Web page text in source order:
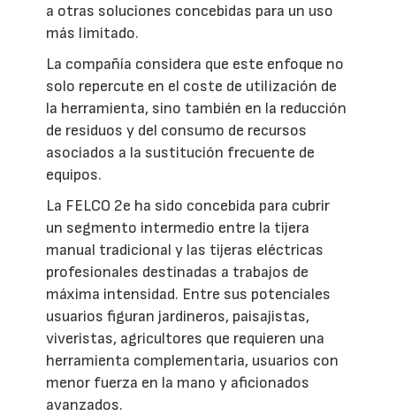
a otras soluciones concebidas para un uso
más limitado.
La compañía considera que este enfoque no
solo repercute en el coste de utilización de
la herramienta, sino también en la reducción
de residuos y del consumo de recursos
asociados a la sustitución frecuente de
equipos.
La FELCO 2e ha sido concebida para cubrir
un segmento intermedio entre la tijera
manual tradicional y las tijeras eléctricas
profesionales destinadas a trabajos de
máxima intensidad. Entre sus potenciales
usuarios figuran jardineros, paisajistas,
viveristas, agricultores que requieren una
herramienta complementaria, usuarios con
menor fuerza en la mano y aficionados
avanzados.